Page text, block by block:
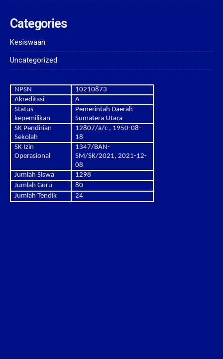
Categories
Kesiswaan
Uncategorized
NPSN
10210873
Akreditasi
A
Status
kepemilikan
Pemerintah Daerah
Sumatera Utara
SK Pendirian
Sekolah
12807/a/c , 1950-08-
18
SK Izin
Operasional
1347/BAN-
SM/SK/2021, 2021-12-
08
Jumlah Siswa
1298
Jumlah Guru
80
Jumlah Tendik
24